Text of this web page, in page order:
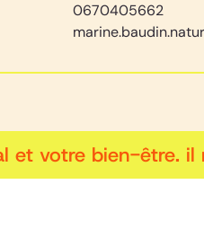
0670405662
votre bien-être.